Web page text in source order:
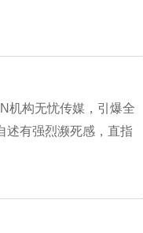
机构无忧传媒，引爆全
述有强烈濒死感，直指